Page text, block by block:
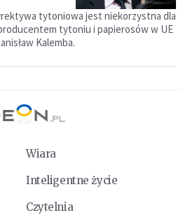
tytoniowa jest niekorzystna dla
tytoniu i papierosów w UE
Kalemba.
Wiara
Inteligentne życie
Czytelnia